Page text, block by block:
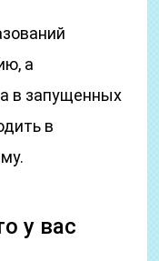
а
в запущенных
в
у вас